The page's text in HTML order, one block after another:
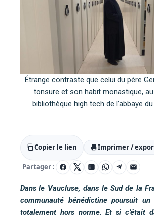
Étrange contraste que celui du père
tonsure et son habit monastique,
bibliothèque high tech de l’abbaye
Copier le lien Imprimer /
Partager :
Dans le Vaucluse, dans le Sud de la
communauté bénédictine poursuit un
totalement hors norme. Et si c’était